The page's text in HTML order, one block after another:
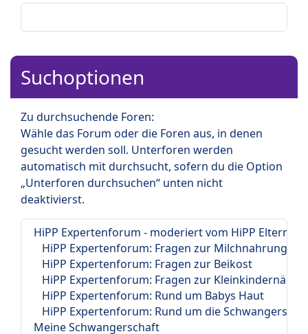
Suchoptionen
Zu durchsuchende Foren:
Wähle das Forum oder die Foren aus, in denen
gesucht werden soll. Unterforen werden
automatisch mit durchsucht, sofern du die Option
„Unterforen durchsuchen“ unten nicht
deaktivierst.